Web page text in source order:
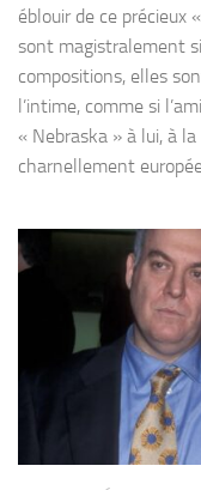
éblouir de ce précieux
sont magistralement
compositions, elles
l’intime, comme si
« Nebraska » à lui, à
charnellement